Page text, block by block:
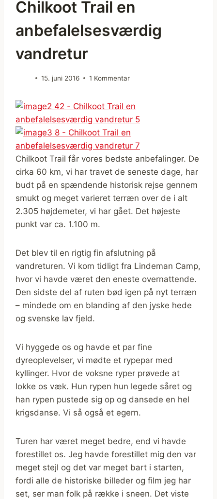
Chilkoot Trail en
anbefalelsesværdig
vandretur
15. juni 2016 1 Kommentar
Chilkoot Trail får vores bedste anbefalinger. De
cirka 60 km, vi har travet de seneste dage, har
budt på en spændende historisk rejse gennem
smukt og meget varieret terræn over de i alt
2.305 højdemeter, vi har gået. Det højeste
punkt var ca. 1.100 m.
Det blev til en rigtig fin afslutning på
vandreturen. Vi kom tidligt fra Lindeman Camp,
hvor vi havde været den eneste overnattende.
Den sidste del af ruten bød igen på nyt terræn
– mindede om en blanding af den jyske hede
og svenske lav fjeld.
Vi hyggede os og havde et par fine
dyreoplevelser, vi mødte et rypepar med
kyllinger. Hvor de voksne ryper prøvede at
lokke os væk. Hun rypen hun legede såret og
han rypen pustede sig op og dansede en hel
krigsdanse. Vi så også et egern.
Turen har været meget bedre, end vi havde
forestillet os. Jeg havde forestillet mig den var
meget stejl og det var meget bart i starten,
fordi alle de historiske billeder og film jeg har
set, ser man folk på række i sneen. Det viste